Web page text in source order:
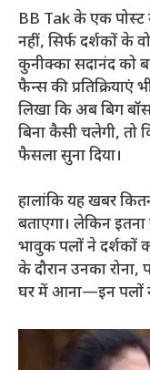
BB Tak के एक पोस्ट
नहीं, सिर्फ दर्शकों के
कुनीक्का सदानंद को
फैन्स की
लिखा कि अब बिग
बिना कैसी चलेगी, तो
फैसला सुना दिया।
हालांकि यह खबर
बताएगा। लेकिन
भावुक पलों ने दर्शकों
के दौरान उनका
घर में आना—इन पलों